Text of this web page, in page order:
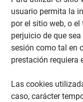
usuario permita la
por el sitio web, o
perjuicio de que
sesión como tal en
prestación requiera
Las cookies
caso, carácter